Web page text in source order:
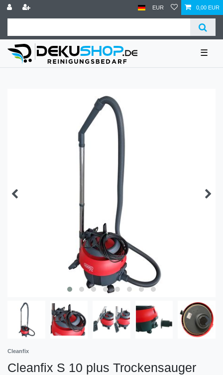
EUR 0,00 EUR
☰
Cleanfix
Cleanfix S 10 plus Trockensauger